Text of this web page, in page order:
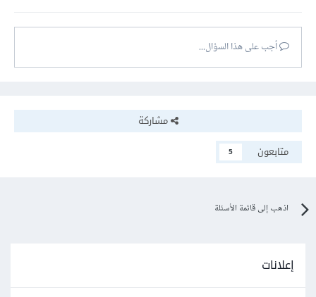
أجب على هذا السؤال...
مشاركة
متابعون
5
اذهب إلى قائمة الأسئلة
إعلانات